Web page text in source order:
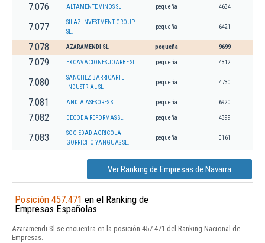
7.076 ALTAMENTE VINOS SL pequeña 4634
7.077
SILAZ INVESTMENT GROUP
SL.
pequeña 6421
7.078 AZARAMENDI SL pequeña 9699
7.079 EXCAVACIONES JOARBE SL pequeña 4312
7.080
SANCHEZ BARRICARTE
INDUSTRIAL SL
pequeña 4730
7.081 ANDIA ASESORES SL. pequeña 6920
7.082 DECODA REFORMAS SL. pequeña 4399
7.083
SOCIEDAD AGRICOLA
GORRICHO YANGUAS SL.
pequeña 0161
Ver Ranking de Empresas de Navarra
Posición 457.471 en el Ranking de
Empresas Españolas
Azaramendi Sl se encuentra en la posición 457.471 del Ranking Nacional de
Empresas.